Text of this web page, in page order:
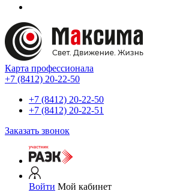
Карта профессионала
+7 (8412) 20-22-50
+7 (8412) 20-22-50
+7 (8412) 20-22-51
Заказать звонок
Войти Мой кабинет